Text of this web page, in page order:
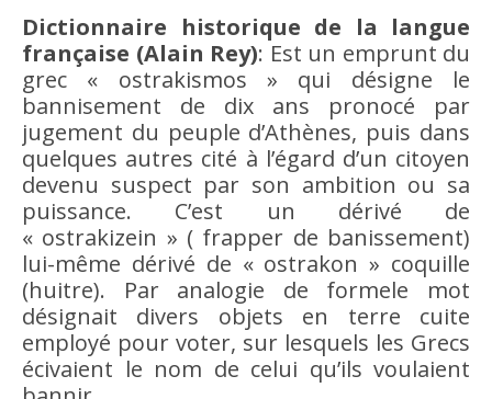
Dictionnaire historique de la langue
française (Alain Rey): Est un emprunt du
grec « ostrakismos » qui désigne le
bannisement de dix ans pronocé par
jugement du peuple d’Athènes, puis dans
quelques autres cité à l’égard d’un citoyen
devenu suspect par son ambition ou sa
puissance. C’est un dérivé de
« ostrakizein » ( frapper de banissement)
lui-même dérivé de « ostrakon » coquille
(huitre). Par analogie de formele mot
désignait divers objets en terre cuite
employé pour voter, sur lesquels les Grecs
écivaient le nom de celui qu’ils voulaient